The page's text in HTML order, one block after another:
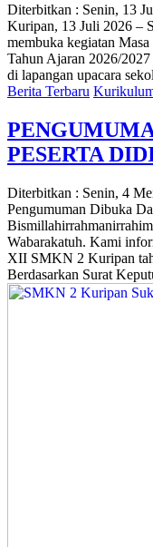
Diterbitkan : Senin, 13
Kuripan, 13 Juli 2026 –
membuka kegiatan
Tahun Ajaran 2026/
di lapangan upacara
Berita Terbaru
PESERTA
Diterbitkan : Senin, 4
Pengumuman Dibuka
Wabarakatuh. Kami
XII SMKN 2 Kuripan
Berdasarkan Surat